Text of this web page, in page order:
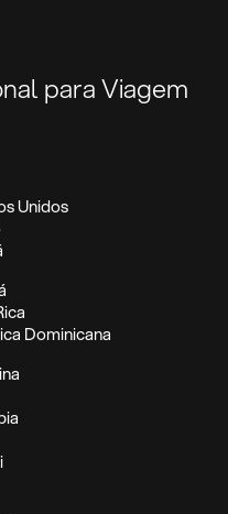
para Viagem
Unidos
Dominicana